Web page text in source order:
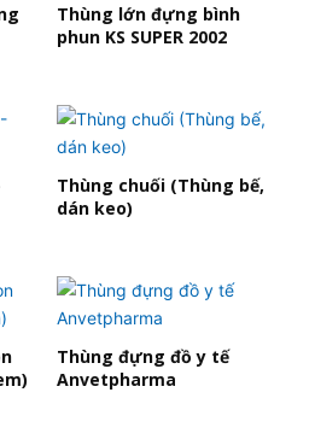
Thùng lớn đựng bình
phun KS SUPER 2002
Thùng chuối (Thùng bế,
dán keo)
Thùng đựng đồ y tế
Anvetpharma